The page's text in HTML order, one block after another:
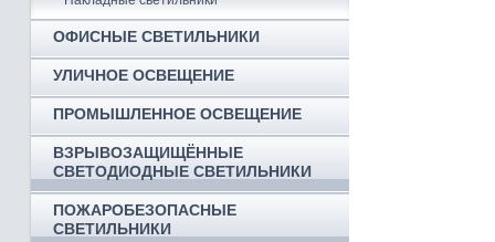
ОФИСНЫЕ СВЕТИЛЬНИКИ
УЛИЧНОЕ ОСВЕЩЕНИЕ
ПРОМЫШЛЕННОЕ ОСВЕЩЕНИЕ
ВЗРЫВОЗАЩИЩЁННЫЕ
СВЕТОДИОДНЫЕ СВЕТИЛЬНИКИ
ПОЖАРОБЕЗОПАСНЫЕ
СВЕТИЛЬНИКИ